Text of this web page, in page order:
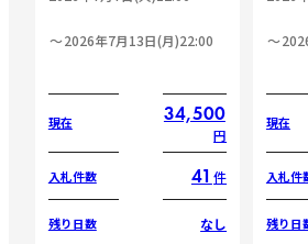
2026年7月13日(月)22:00
現在 34,500
円
入札件数 41 件
残り日数 なし
現在
入札件
残り日